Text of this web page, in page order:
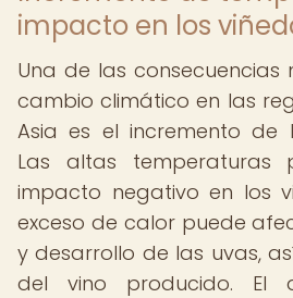
impacto en los
Una de las consecuencias
cambio climático en las
Asia es el incremento de
Las altas temperaturas
impacto negativo en los
exceso de calor puede
y desarrollo de las uvas,
del vino producido. El